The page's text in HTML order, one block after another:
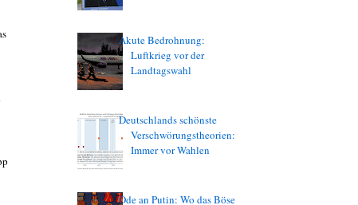
Akute Bedrohnung:
Luftkrieg vor der
Landtagswahl
Deutschlands schönste
Verschwörungstheorien:
Immer vor Wahlen
Ode an Putin: Wo das Böse